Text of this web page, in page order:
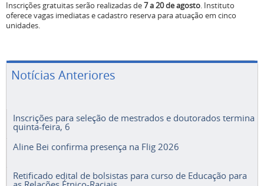
Inscrições gratuitas serão realizadas de7 a 20 de agosto. Instituto
oferece vagas imediatas e cadastro reserva para atuação em cinco
unidades.
Notícias Anteriores
Inscrições para seleção de mestrados e doutorados termina
quinta-feira, 6
Aline Bei confirma presença na Flig 2026
Retificado edital de bolsistas para curso de Educação para